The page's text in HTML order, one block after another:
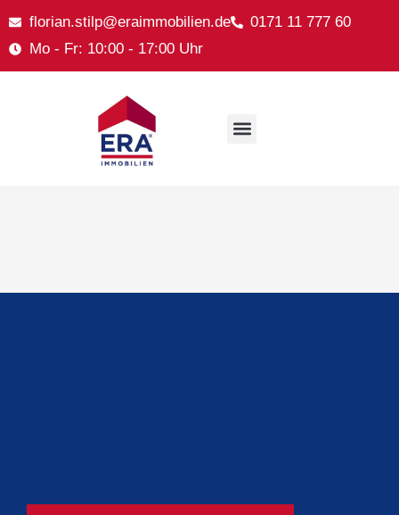
florian.stilp@eraimmobilien.de
0171 11 777 60
Mo - Fr: 10:00 - 17:00 Uhr